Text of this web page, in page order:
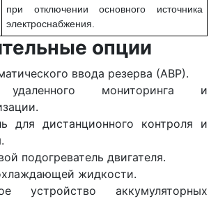
при отключении основного источника
электроснабжения.
опции
ввода резерва (АВР).
удаленного мониторинга и
для дистанционного контроля и
подогреватель двигателя.
жидкости.
устройство аккумуляторных